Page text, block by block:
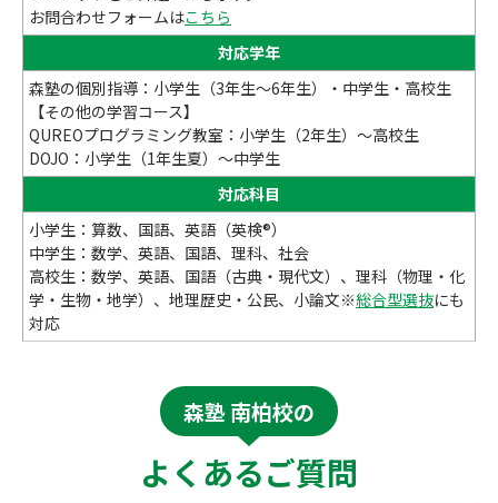
お問合わせフォームはこちら
対応学年
森塾の個別指導：小学生（3年生～6年生）・中学生・高校生
【その他の学習コース】
QUREOプログラミング教室：小学生（2年生）～高校生
DOJO：小学生（1年生夏）～中学生
対応科目
小学生：算数、国語、英語（英検®）
中学生：数学、英語、国語、理科、社会
高校生：数学、英語、国語（古典・現代文）、理科（物理・化
学・生物・地学）、地理歴史・公民、小論文※総合型選抜にも
対応
森塾 南柏校の
よくあるご質問